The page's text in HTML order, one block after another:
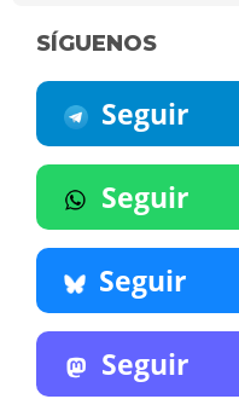
SÍGUENOS
Seguir
Seguir
Seguir
Seguir